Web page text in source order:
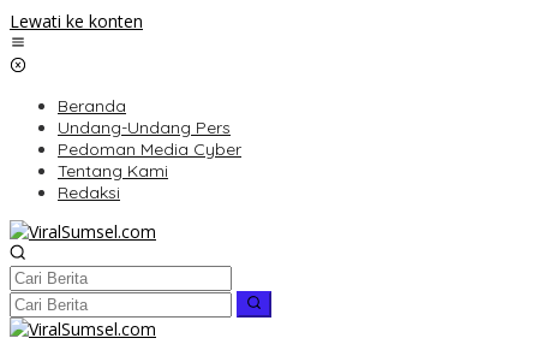
Lewati ke konten
Beranda
Undang-Undang Pers
Pedoman Media Cyber
Tentang Kami
Redaksi